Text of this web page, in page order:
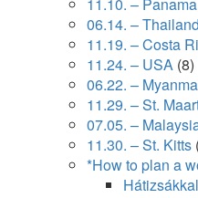
06.14. – Thailand
11.19. – Costa
11.24. – USA (8)
06.22. –
11.29. – St.
07.05. –
11.30. – St. Kitts
*How to plan a